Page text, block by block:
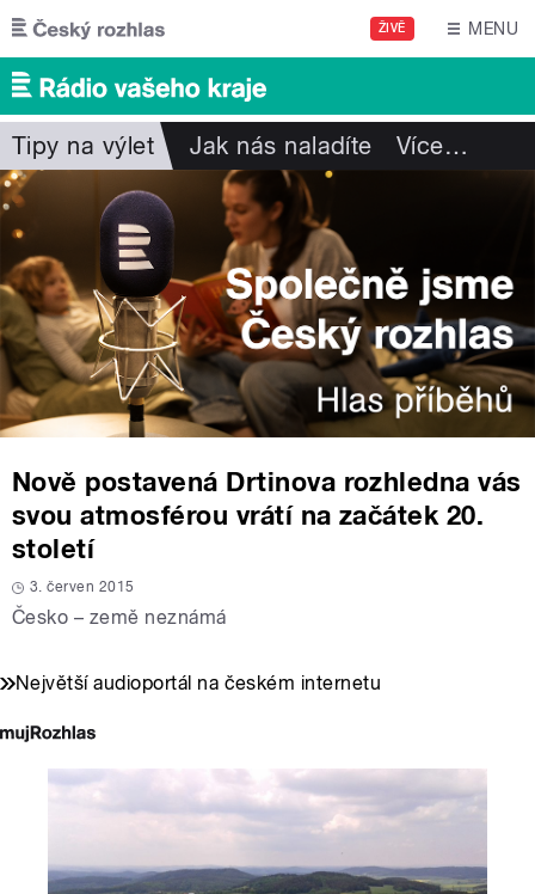
Přejít k hlavnímu obsahu
ŽIVĚ MENU
Tipy na výlet Jak nás naladíte Více…
Nově postavená Drtinova rozhledna vás
svou atmosférou vrátí na začátek 20.
století
3. červen 2015
Česko – země neznámá
Největší audioportál na českém internetu